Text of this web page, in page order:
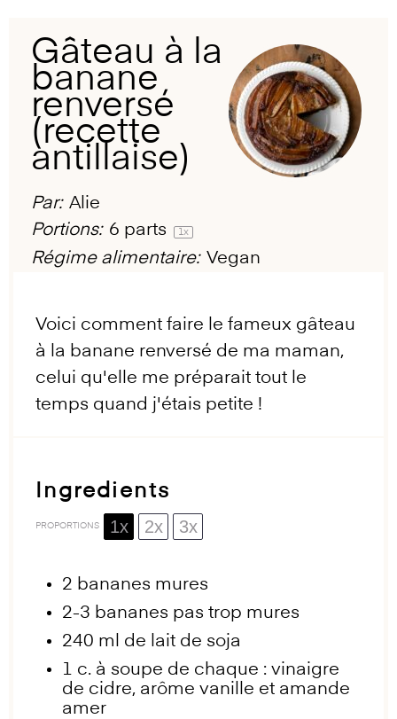
Gâteau à la
banane
renversé
(recette
antillaise)
Par: Alie
Portions: 6 parts 1x
Régime alimentaire: Vegan
Voici comment faire le fameux gâteau
à la banane renversé de ma maman,
celui qu'elle me préparait tout le
temps quand j'étais petite !
Ingredients
PROPORTIONS 1x 2x 3x
2 bananes mures
2-3 bananes pas trop mures
240 ml de lait de soja
1 c. à soupe de chaque : vinaigre
de cidre, arôme vanille et amande
amer